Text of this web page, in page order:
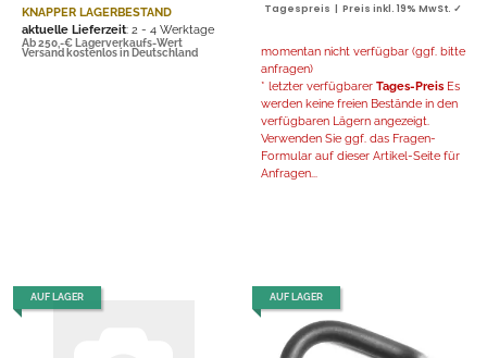
KNAPPER LAGERBESTAND
aktuelle Lieferzeit: 2 - 4 Werktage
Ab 250,-€ Lagerverkaufs-Wert
Versand kostenlos in Deutschland
Tagespreis | Preis inkl. 19% MwSt. ✓
momentan nicht verfügbar (ggf. bitte
anfragen)
* letzter verfügbarer Tages-Preis Es
werden keine freien Bestände in den
verfügbaren Lägern angezeigt.
Verwenden Sie ggf. das Fragen-
Formular auf dieser Artikel-Seite für
Anfragen...
AUF LAGER AUF LAGER